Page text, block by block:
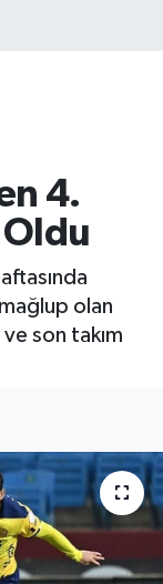
4.
Oldu
olan
son takım